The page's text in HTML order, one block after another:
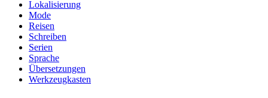
Lokalisierung
Mode
Reisen
Schreiben
Serien
Sprache
Übersetzungen
Werkzeugkasten